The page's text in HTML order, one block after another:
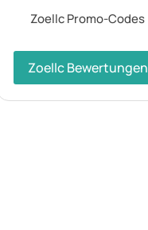
Zoellc Promo-Codes
Zoellc Bewertungen